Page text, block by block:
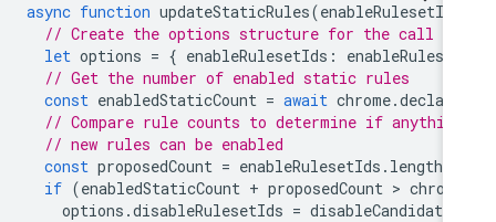
async function updateStaticRules(enableRulesetIds
// Create the options structure for the call to
let options = { enableRulesetIds:
// Get the number of enabled static rules
const enabledStaticCount = await chrome.
// Compare rule counts to determine if
// new rules can be enabled
const proposedCount = enableRulesetIds.length
if (enabledStaticCount + proposedCount >
options.disableRulesetIds =